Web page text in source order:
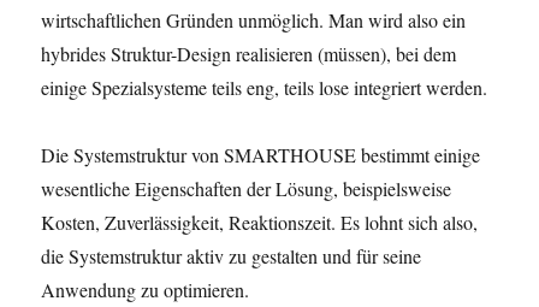
wirtschaftlichen Gründen unmöglich. Man wird also ein
hybrides Struktur-Design realisieren (müssen), bei dem
einige Spezialsysteme teils eng, teils lose integriert werden.
Die Systemstruktur von SMARTHOUSE bestimmt einige
wesentliche Eigenschaften der Lösung, beispielsweise
Kosten, Zuverlässigkeit, Reaktionszeit. Es lohnt sich also,
die Systemstruktur aktiv zu gestalten und für seine
Anwendung zu optimieren.